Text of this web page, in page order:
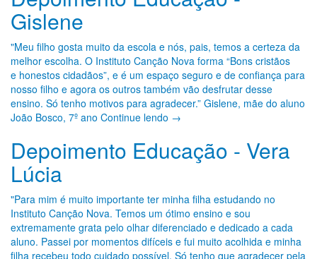
Gislene
"Meu filho gosta muito da escola e nós, pais, temos a certeza da
melhor escolha. O Instituto Canção Nova forma “Bons cristãos
e honestos cidadãos”, e é um espaço seguro e de confiança para
nosso filho e agora os outros também vão desfrutar desse
ensino. Só tenho motivos para agradecer.” Gislene, mãe do aluno
João Bosco, 7º ano Continue lendo →
Depoimento Educação - Vera
Lúcia
"Para mim é muito importante ter minha filha estudando no
Instituto Canção Nova. Temos um ótimo ensino e sou
extremamente grata pelo olhar diferenciado e dedicado a cada
aluno. Passei por momentos difíceis e fui muito acolhida e minha
filha recebeu todo cuidado possível. Só tenho que agradecer pela